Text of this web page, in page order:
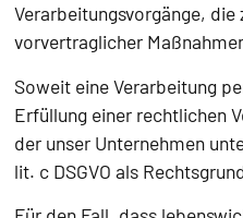
Verarbeitungsvorgänge, die
vorvertraglicher
Soweit eine Verarbeitung
Erfüllung einer rechtlichen
der unser Unternehmen
lit. c DSGVO als